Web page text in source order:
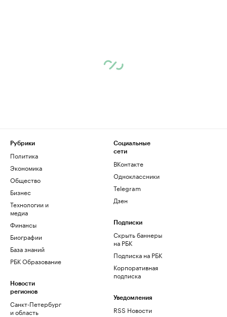
Рубрики
Политика
Экономика
Общество
Бизнес
Технологии и
медиа
Финансы
Биографии
База знаний
РБК Образование
Новости
регионов
Санкт-Петербург
и область
Социальные
сети
ВКонтакте
Одноклассники
Telegram
Дзен
Подписки
Скрыть баннеры
на РБК
Подписка на РБК
Корпоративная
подписка
Уведомления
RSS Новости